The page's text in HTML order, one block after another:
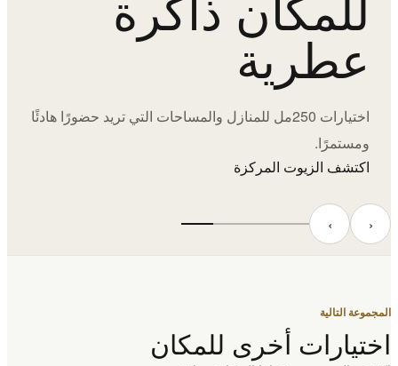
عطرية
اختيارات 250مل للمنازل والمساحات التي تريد حضورًا هادئًا
ومستمرًا.
اكتشف الزيوت المركزة
‹ ›
المجموعة التالية
اختيارات أخرى للمكان